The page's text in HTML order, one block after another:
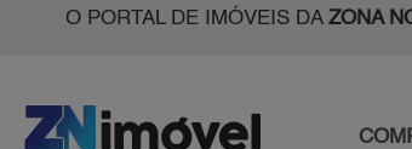
O PORTAL DE IMÓVEIS DA ZONA